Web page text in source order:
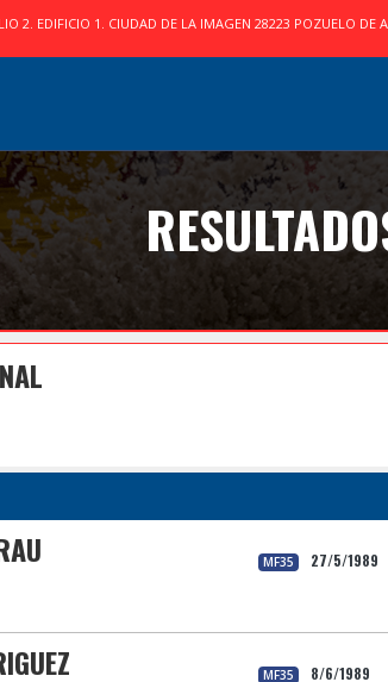
2. EDIFICIO 1. CIUDAD DE LA IMAGEN 28223 POZUELO DE
MF35 27/5/1989
MF35 8/6/1989